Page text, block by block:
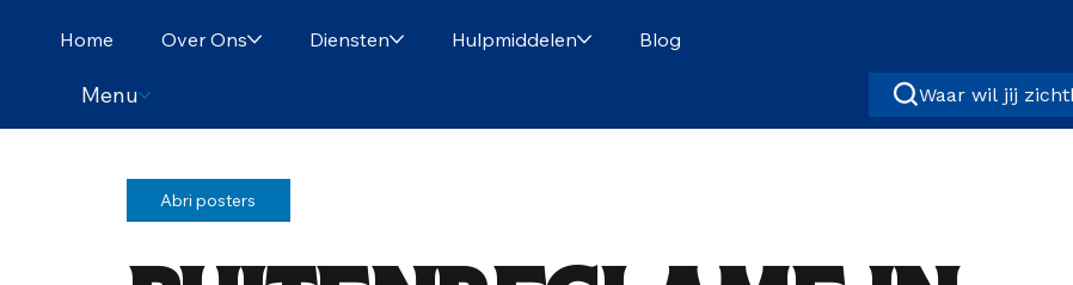
Home Over Ons Diensten Hulpmiddelen Blog
Menu Waar wil jij
Abri posters